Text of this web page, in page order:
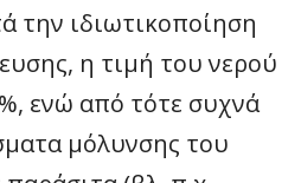
την ιδιωτικοποίηση
η τιμή του νερού
ενώ από τότε συχνά
μόλυνσης του